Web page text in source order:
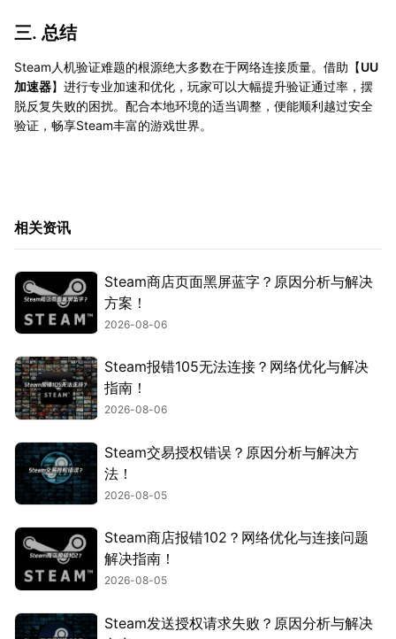
三. 总结
Steam人机验证难题的根源绝大多数在于网络连接质量。借助【UU
加速器】进行专业加速和优化，玩家可以大幅提升验证通过率，摆
脱反复失败的困扰。配合本地环境的适当调整，便能顺利越过安全
验证，畅享Steam丰富的游戏世界。
相关资讯
Steam商店页面黑屏蓝字？原因分析与解决
方案！
2026-08-06
Steam报错105无法连接？网络优化与解决
指南！
2026-08-06
Steam交易授权错误？原因分析与解决方
法！
2026-08-05
Steam商店报错102？网络优化与连接问题
解决指南！
2026-08-05
Steam发送授权请求失败？原因分析与解决